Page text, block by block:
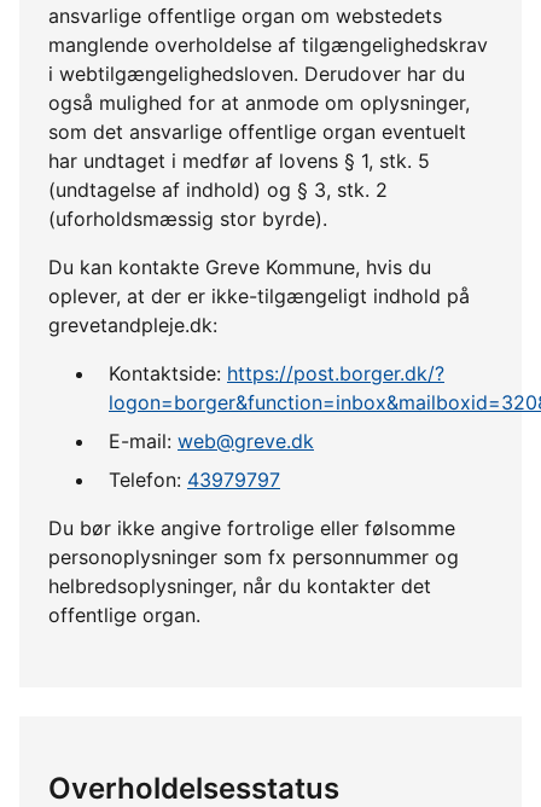
ansvarlige offentlige organ om webstedets
manglende overholdelse af tilgængelighedskrav
i webtilgængelighedsloven. Derudover har du
også mulighed for at anmode om oplysninger,
som det ansvarlige offentlige organ eventuelt
har undtaget i medfør af lovens § 1, stk. 5
(undtagelse af indhold) og § 3, stk. 2
(uforholdsmæssig stor byrde).
Du kan kontakte Greve Kommune, hvis du
oplever, at der er ikke-tilgængeligt indhold på
grevetandpleje.dk:
Kontaktside: https://post.borger.dk/?
E-mail: web@greve.dk
Telefon: 43979797
Du bør ikke angive fortrolige eller følsomme
personoplysninger som fx personnummer og
helbredsoplysninger, når du kontakter det
offentlige organ.
Overholdelsesstatus